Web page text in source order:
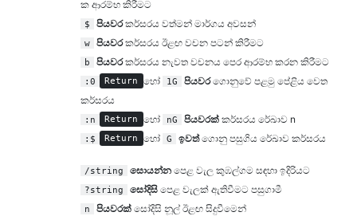
ක ආරම්භ කිරීමට
$ පියවරකර්සරය වත්මන් මාර්ගය අවසන්
w පියවරකර්සරය ඊළඟ වචන පටන් කිරීමට
b පියවරකර්සරය නැවත වචනය පෙර ආරම්භ කරන කිරීමට
:0 Return හෝ 1G පියවරගොනුවේ පළමු පේළිය වෙත
කර්සරය
:n Return හෝ nG පියවරක්කර්සරය රේඛාව n
:$ Return හෝ G ඉවත්ගොනු පසුගිය රේඛාව කර්සරය
/string සොයන්න පෙළ වැල කුඹල්ගම සඳහා ඉදිරියට
?string සෝදිසි පෙළ වැලක් ඇතිවීමට පසුගාමී
n පියවරක් සෝදිසි නූල් ඊළඟ සිදුවීමෙන්